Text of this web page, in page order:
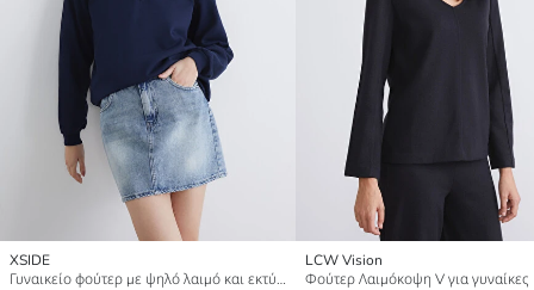
XSIDE
Γυναικείο φούτερ με ψηλό λαιμό και εκτύπωση σε υπερμεγέθη σχεδίαση
LCW Vision
Φούτερ Λαιμόκοψη V για γυναίκες